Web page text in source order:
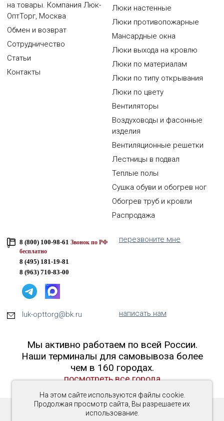
На этом сайте используются файлы cookie.
Продолжая просмотр сайта, Вы разрешаете их
использование.
на товары. Компания Люк-
ОптТорг, Москва
Обмен и возврат
Сотрудничество
Статьи
Контакты
Люки настенные
Люки противопожарные
Мансардные окна
Люки выхода на кровлю
Люки по материалам
Люки по типу открывания
Люки по цвету
Вентиляторы
Воздуховоды и фасонные
изделия
Вентиляционные решетки
Лестницы в подвал
Теплые полы
Сушка обуви и обогрев ног
Обогрев труб и кровли
Распродажа
8 (800) 100-98-61 Звонок по РФ
бесплатно
8 (495) 181-19-81
8 (963) 710-83-00
перезвоните мне
luk-opttorg@bk.ru написать нам
Мы активно работаем по всей России.
Наши терминалы для самовывоза более
чем в 160 городах.
посмотреть все города